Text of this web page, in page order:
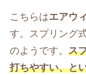
こちらはエアウ
す。スプリング
のようです。 ス
打ちやすい、と